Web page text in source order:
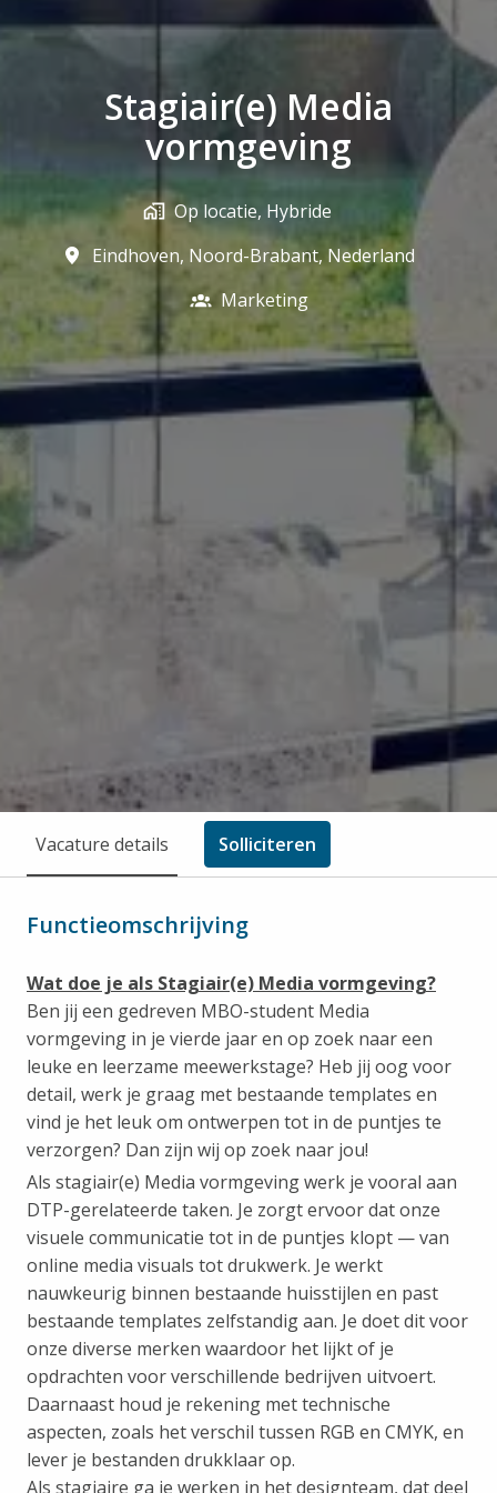
Stagiair(e) Media
vormgeving
Op locatie, Hybride
Eindhoven, Noord-Brabant, Nederland
Marketing
Vacature details Solliciteren
Functieomschrijving
Wat doe je als Stagiair(e) Media vormgeving?
Ben jij een gedreven MBO-student Media
vormgeving in je vierde jaar en op zoek naar een
leuke en leerzame meewerkstage? Heb jij oog voor
detail, werk je graag met bestaande templates en
vind je het leuk om ontwerpen tot in de puntjes te
verzorgen? Dan zijn wij op zoek naar jou!
Als stagiair(e) Media vormgeving werk je vooral aan
DTP-gerelateerde taken. Je zorgt ervoor dat onze
visuele communicatie tot in de puntjes klopt — van
online media visuals tot drukwerk. Je werkt
nauwkeurig binnen bestaande huisstijlen en past
bestaande templates zelfstandig aan. Je doet dit voor
onze diverse merken waardoor het lijkt of je
opdrachten voor verschillende bedrijven uitvoert.
Daarnaast houd je rekening met technische
aspecten, zoals het verschil tussen RGB en CMYK, en
lever je bestanden drukklaar op.
Als stagiaire ga je werken in het designteam, dat deel